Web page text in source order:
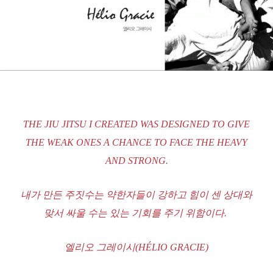
THE JIU JITSU I CREATED WAS DESIGNED TO GIVE
THE WEAK ONES A CHANCE TO FACE THE HEAVY
AND STRONG.
내가 만든 주짓수는 약한자들이 강하고 힘이 센 상대와
맞서 싸울 수는 있는 기회를 주기 위함이다.
엘리오 그레이시(HÉLIO GRACIE)